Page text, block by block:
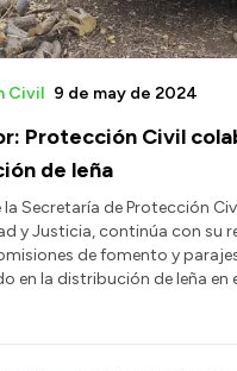
Protección Civil
de leña
Civil 9 de may de 2024
la Secretaría de Protección
y Justicia, continúa con su
de fomento y
en la distribución de leña en